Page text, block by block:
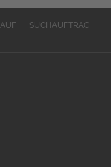
SUCHAUFTRAG